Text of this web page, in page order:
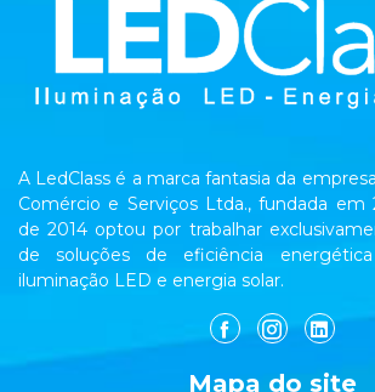
A LedClass é a marca fantasia da
Comércio e Serviços Ltda., fundada
de 2014 optou por trabalhar
de soluções de eficiência
iluminação LED e energia solar.
Mapa do site